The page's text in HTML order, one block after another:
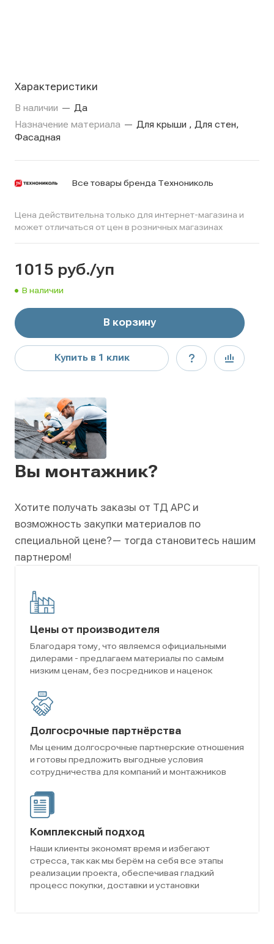
Характеристики
В наличии — Да
Назначение материала — Для крыши , Для стен,
Фасадная
Все товары бренда Технониколь
Цена действительна только для интернет-магазина и
может отличаться от цен в розничных магазинах
1015 руб./уп
В наличии
В корзину
Купить в 1 клик
Вы монтажник?
Хотите получать заказы от ТД АРС и
возможность закупки материалов по
специальной цене?— тогда становитесь нашим
партнером!
Цены от производителя
Благодаря тому, что являемся официальными
дилерами - предлагаем материалы по самым
низким ценам, без посредников и наценок
Долгосрочные партнёрства
Мы ценим долгосрочные партнерские отношения
и готовы предложить выгодные условия
сотрудничества для компаний и монтажников
Комплексный подход
Наши клиенты экономят время и избегают
стресса, так как мы берём на себя все этапы
реализации проекта, обеспечивая гладкий
процесс покупки, доставки и установки